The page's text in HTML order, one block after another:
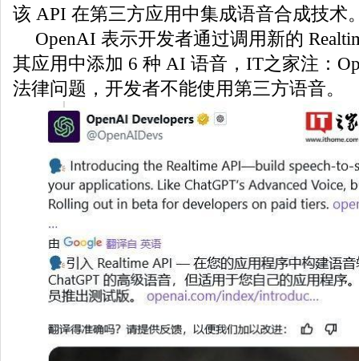
该 API 在第三方应用中集成语音合成技术
OpenAI 表示开发者通过调用新的
其应用中添加 6 种 AI 语音，IT之家注：
法律问题，开发者不能使用第三方语音。